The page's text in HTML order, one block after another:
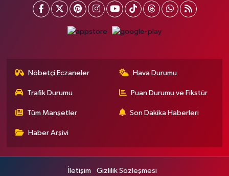
Nöbetçi Eczaneler Hava Durumu
Trafik Durumu Puan Durumu ve Fikstür
Tüm Manşetler Son Dakika Haberleri
Haber Arşivi
İletişim Gizlilik Sözleşmesi